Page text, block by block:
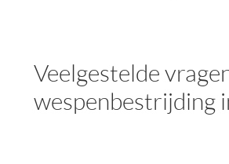
Veelgestelde
wespenbestrijding